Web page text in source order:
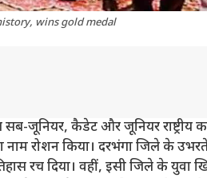
wins gold medal
जूनियर, कैडेट और जूनियर राष्ट्रीय
नाम रोशन किया। दरभंगा जिले के
रच दिया। वहीं, इसी जिले के युवा